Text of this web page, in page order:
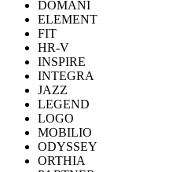
DOMANI
ELEMENT
FIT
HR-V
INSPIRE
INTEGRA
JAZZ
LEGEND
LOGO
MOBILIO
ODYSSEY
ORTHIA